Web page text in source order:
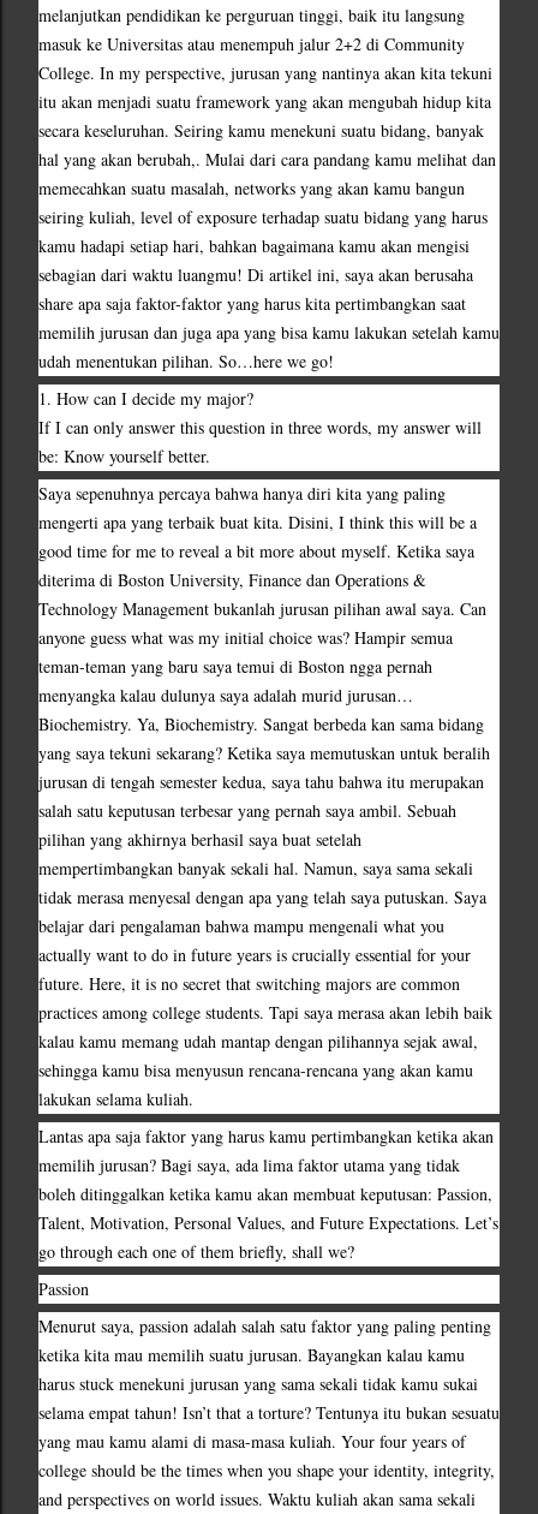
melanjutkan pendidikan ke perguruan tinggi, baik itu langsung
masuk ke Universitas atau menempuh jalur 2+2 di Community
College. In my perspective, jurusan yang nantinya akan kita tekuni
itu akan menjadi suatu framework yang akan mengubah hidup kita
secara keseluruhan. Seiring kamu menekuni suatu bidang, banyak
hal yang akan berubah,. Mulai dari cara pandang kamu melihat dan
memecahkan suatu masalah, networks yang akan kamu bangun
seiring kuliah, level of exposure terhadap suatu bidang yang harus
kamu hadapi setiap hari, bahkan bagaimana kamu akan mengisi
sebagian dari waktu luangmu! Di artikel ini, saya akan berusaha
share apa saja faktor-faktor yang harus kita pertimbangkan saat
memilih jurusan dan juga apa yang bisa kamu lakukan setelah kamu
udah menentukan pilihan. So…here we go!
1. How can I decide my major?
If I can only answer this question in three words, my answer will
be: Know yourself better.
Saya sepenuhnya percaya bahwa hanya diri kita yang paling
mengerti apa yang terbaik buat kita. Disini, I think this will be a
good time for me to reveal a bit more about myself. Ketika saya
diterima di Boston University, Finance dan Operations &
Technology Management bukanlah jurusan pilihan awal saya. Can
anyone guess what was my initial choice was? Hampir semua
teman-teman yang baru saya temui di Boston ngga pernah
menyangka kalau dulunya saya adalah murid jurusan…
Biochemistry. Ya, Biochemistry. Sangat berbeda kan sama bidang
yang saya tekuni sekarang? Ketika saya memutuskan untuk beralih
jurusan di tengah semester kedua, saya tahu bahwa itu merupakan
salah satu keputusan terbesar yang pernah saya ambil. Sebuah
pilihan yang akhirnya berhasil saya buat setelah
mempertimbangkan banyak sekali hal. Namun, saya sama sekali
tidak merasa menyesal dengan apa yang telah saya putuskan. Saya
belajar dari pengalaman bahwa mampu mengenali what you
actually want to do in future years is crucially essential for your
future. Here, it is no secret that switching majors are common
practices among college students. Tapi saya merasa akan lebih baik
kalau kamu memang udah mantap dengan pilihannya sejak awal,
sehingga kamu bisa menyusun rencana-rencana yang akan kamu
lakukan selama kuliah.
Lantas apa saja faktor yang harus kamu pertimbangkan ketika akan
memilih jurusan? Bagi saya, ada lima faktor utama yang tidak
boleh ditinggalkan ketika kamu akan membuat keputusan: Passion,
Talent, Motivation, Personal Values, and Future Expectations. Let’s
go through each one of them briefly, shall we?
Passion
Menurut saya, passion adalah salah satu faktor yang paling penting
ketika kita mau memilih suatu jurusan. Bayangkan kalau kamu
harus stuck menekuni jurusan yang sama sekali tidak kamu sukai
selama empat tahun! Isn’t that a torture? Tentunya itu bukan sesuatu
yang mau kamu alami di masa-masa kuliah. Your four years of
college should be the times when you shape your identity, integrity,
and perspectives on world issues. Waktu kuliah akan sama sekali